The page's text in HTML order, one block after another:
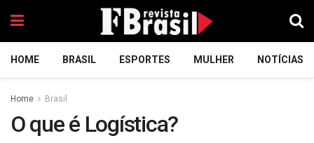
HOME BRASIL ESPORTES MULHER NOTÍCIAS
Home Brasil
O que é Logística?